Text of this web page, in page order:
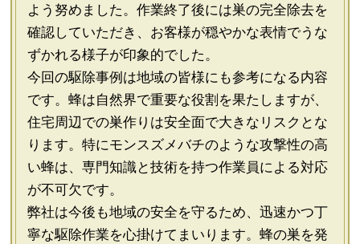
よう努めました。作業終了後には巣の完全除去を
確認していただき、お客様が穏やかな表情でうな
ずかれる様子が印象的でした。
今回の駆除事例は地域の皆様にも参考になる内容
です。蜂は自然界で重要な役割を果たしますが、
住宅周辺での巣作りは安全面で大きなリスクとな
ります。特にモンスズメバチのような攻撃性の高
い蜂は、専門知識と技術を持つ作業員による対応
が不可欠です。
弊社は今後も地域の安全を守るため、迅速かつ丁
寧な駆除作業を心掛けてまいります。蜂の巣を発